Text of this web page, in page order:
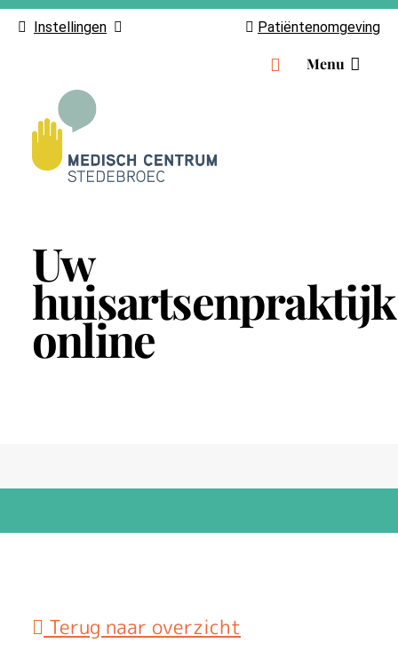
Instellingen Patiëntenomgeving
H
Menu
Uw
huisartsenpraktijk
online
Terug naar overzicht